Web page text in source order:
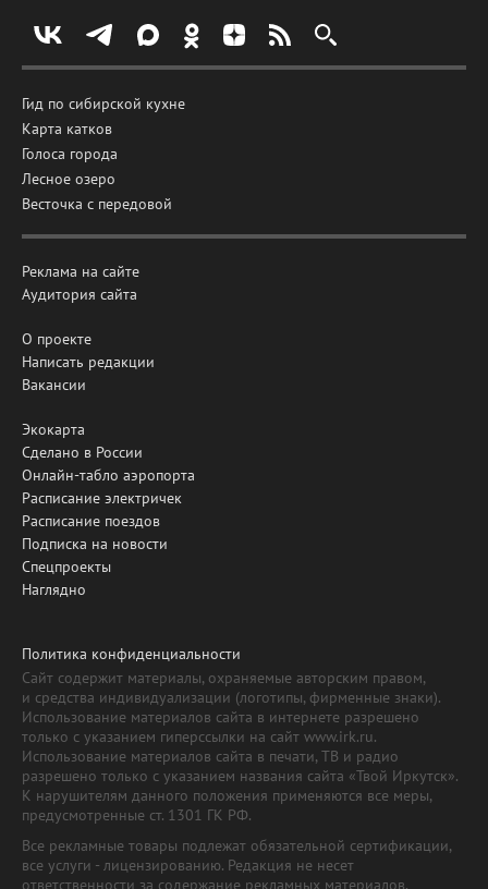
Гид по сибирской кухне
Карта катков
Голоса города
Лесное озеро
Весточка с передовой
Реклама на сайте
Аудитория сайта
О проекте
Написать редакции
Вакансии
Экокарта
Сделано в России
Онлайн-табло аэропорта
Расписание электричек
Расписание поездов
Подписка на новости
Спецпроекты
Наглядно
Политика конфиденциальности
Сайт содержит материалы, охраняемые авторским правом,
и средства индивидуализации (логотипы, фирменные знаки).
Использование материалов сайта в интернете разрешено
только с указанием гиперссылки на сайт www.irk.ru.
Использование материалов сайта в печати, ТВ и радио
разрешено только с указанием названия сайта «Твой Иркутск».
К нарушителям данного положения применяются все меры,
предусмотренные ст. 1301 ГК РФ.
Все рекламные товары подлежат обязательной сертификации,
все услуги - лицензированию. Редакция не несет
ответственности за содержание рекламных материалов.